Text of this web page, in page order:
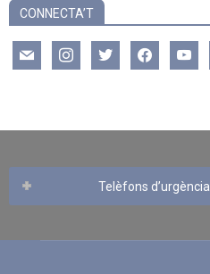
CONNECTA’T
mail instagramtwitter facebookyoutube
Telèfons d’urgència